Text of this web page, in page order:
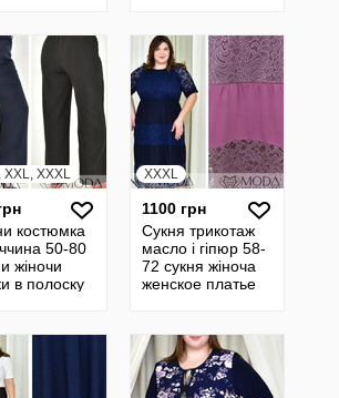
XXL, XXXL
костюмка
50-80
жіночи
в полоску
XXXL
1100 грн
Сукня трикотаж
масло і гіпюр 58-
72 сукня жіноча
женское платье
24052